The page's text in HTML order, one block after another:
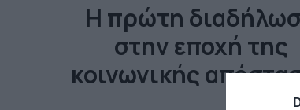
Η πρώτη
στην εποχή της
κοινωνικής